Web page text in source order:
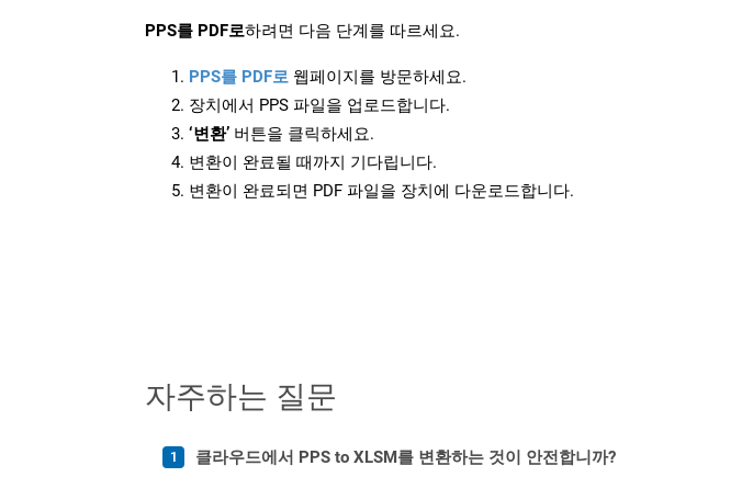
PPS를 PDF로하려면 다음 단계를 따르세요.
PPS를 PDF로 웹페이지를 방문하세요.
장치에서 PPS 파일을 업로드합니다.
‘변환’ 버튼을 클릭하세요.
변환이 완료될 때까지 기다립니다.
변환이 완료되면 PDF 파일을 장치에 다운로드합니다.
자주하는 질문
클라우드에서 PPS to XLSM를 변환하는 것이 안전합니까?